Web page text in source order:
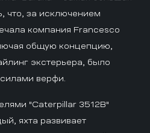
что, за исключением
компания Francesco
общую концепцию,
экстерьера, было
верфи.
"Caterpillar 3512B"
яхта развивает